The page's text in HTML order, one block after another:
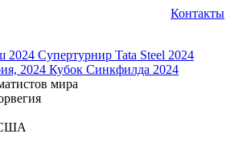
Контакты
2024 Супертурнир Tata Steel 2024
2024 Кубок Синкфилда 2024
мира